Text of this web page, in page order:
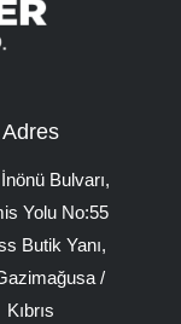
Adres
Bulvarı,
Yolu No:55
Butik Yanı,
/
Kıbrıs